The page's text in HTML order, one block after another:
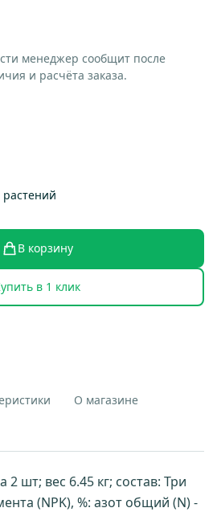
менеджер сообщит после
и расчёта заказа.
В корзину
в 1 клик
О магазине
2 шт; вес 6.45 кг; состав: Три
(NPK), %: азот общий (N) -